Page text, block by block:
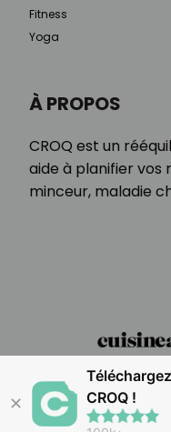
À PROPOS
CROQ est un
aide à planifier vos
minceur, maladie
Fitness
Yoga
✕
Téléchargez
CROQ !